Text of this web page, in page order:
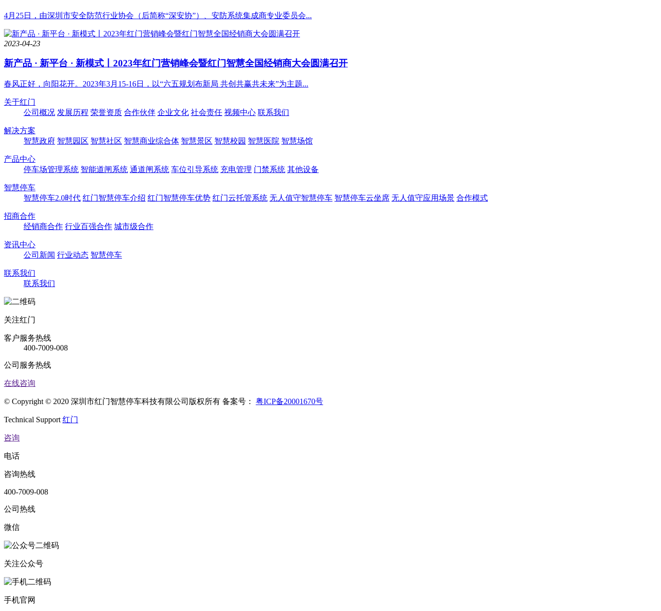
4月25日，由深圳市安全防范行业协会（后简称“深安协”）、安防系统集成商专业委员会...
2023-04-23
新产品 · 新平台 · 新模式丨2023年红门营销峰会暨红门智慧全国经销商大会圆满召开
春风正好，向阳花开。2023年3月15-16日，以“六五规划布新局 共创共赢共未来”为主题...
关于红门
公司概况 发展历程 荣誉资质 合作伙伴 企业文化 社会责任 视频中心 联系我们
解决方案
智慧政府 智慧园区 智慧社区 智慧商业综合体 智慧景区 智慧校园 智慧医院 智慧场馆
产品中心
停车场管理系统 智能道闸系统 通道闸系统 车位引导系统 充电管理 门禁系统 其他设备
智慧停车
智慧停车2.0时代 红门智慧停车介绍 红门智慧停车优势 红门云托管系统 无人值守智慧停车 智慧停车云坐席 无人值守应用场景 合作模式
招商合作
经销商合作 行业百强合作 城市级合作
资讯中心
公司新闻 行业动态 智慧停车
联系我们
联系我们
关注红门
客户服务热线
400-7009-008
公司服务热线
在线咨询
© Copyright © 2020 深圳市红门智慧停车科技有限公司版权所有 备案号： 粤ICP备20001670号
Technical Support 红门
咨询
电话
咨询热线
400-7009-008
公司热线
微信
关注公众号
手机官网